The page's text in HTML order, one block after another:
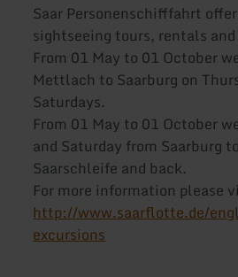
Saar Personenschifffahrt
sightseeing tours, rentals
From 01 May to 01 October
Mettlach to Saarburg on
Saturdays.
From 01 May to 01 October
and Saturday from Saarburg
Saarschleife and back.
For more information please
http://www.saarflotte.de/
excursions